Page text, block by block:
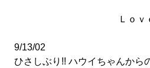
Ｌｏｖｅ
9/13/02
ひさしぶり!! ハウイちゃんから